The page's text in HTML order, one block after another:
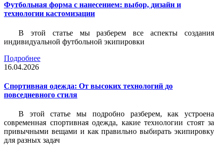
Футбольная форма с нанесением: выбор, дизайн и
технологии кастомизации
В этой статье мы разберем все аспекты создания
индивидуальной футбольной экипировки
Подробнее
16.04.2026
Спортивная одежда: От высоких технологий до
повседневного стиля
В этой статье мы подробно разберем, как устроена
современная спортивная одежда, какие технологии стоят за
привычными вещами и как правильно выбирать экипировку
для разных задач